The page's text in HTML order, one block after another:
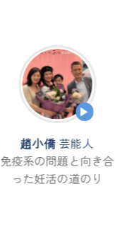
趙小僑 芸能人
免疫系の問題と向き合
った妊活の道のり